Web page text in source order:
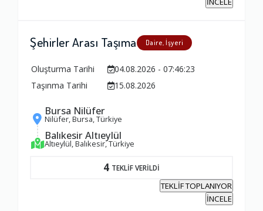
Şehirler Arası Taşıma Daire, İşyeri
Oluşturma Tarihi
04.08.2026 - 07:46:23
Taşınma Tarihi
15.08.2026
Bursa Nilüfer
Nilüfer, Bursa, Türkiye
Balıkesir Altıeylül
Altıeylül, Balıkesir, Türkiye
4 TEKLİF VERİLDİ
TEKLİF TOPLANIYOR
İNCELE